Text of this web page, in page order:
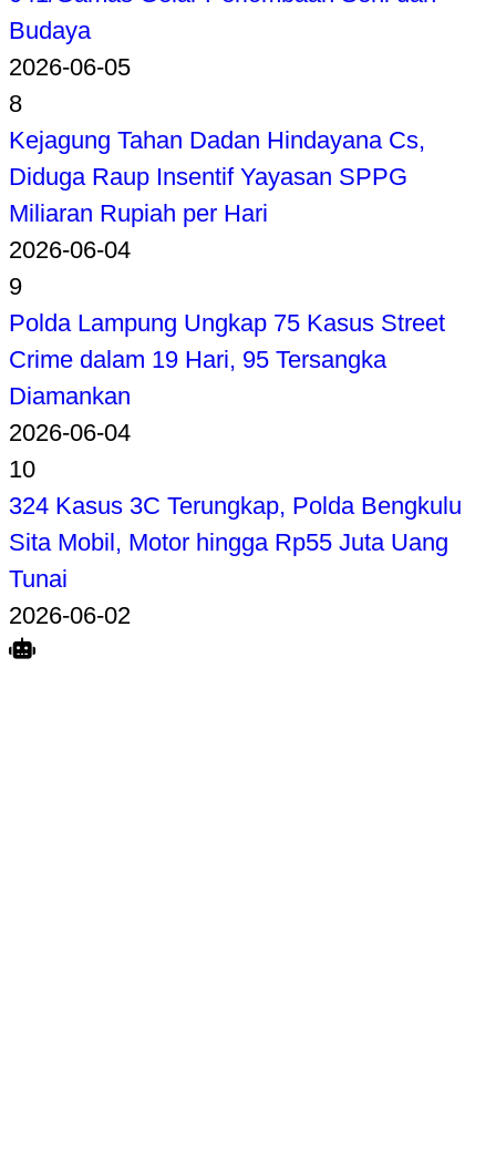
Budaya
2026-06-05
8
Kejagung Tahan Dadan Hindayana Cs,
Diduga Raup Insentif Yayasan SPPG
Miliaran Rupiah per Hari
2026-06-04
9
Polda Lampung Ungkap 75 Kasus Street
Crime dalam 19 Hari, 95 Tersangka
Diamankan
2026-06-04
10
324 Kasus 3C Terungkap, Polda Bengkulu
Sita Mobil, Motor hingga Rp55 Juta Uang
Tunai
2026-06-02